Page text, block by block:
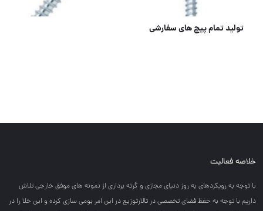
مهره کاسه نمدی
خلاصه فعالیت
با توجه به رويكردهاي به روز دنياي مجازي و گرته برداري از نمونه هاي موفق خارجي تلاش
داريم با توجه به حفظ فضاي تخصصي در تالارتوزيع در اين امر بومي سازي كرده و اين خلا را در